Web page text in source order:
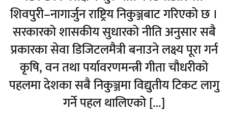
शिवपुरी–नागार्जुन राष्ट्रिय निकुञ्जबाट गरिएको छ ।
सरकारको शासकीय सुधारको नीति अनुसार सबै
प्रकारका सेवा डिजिटलमैत्री बनाउने लक्ष्य पूरा गर्न
कृषि, वन तथा पर्यावरणमन्त्री गीता चौधरीको
पहलमा देशका सबै निकुञ्जमा विद्युतीय टिकट लागु
गर्ने पहल थालिएको […]